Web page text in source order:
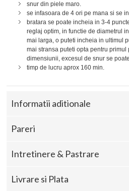
snur din piele maro.
se infasoara de 4 ori pe mana si se
bratara se poate incheia in 3-4
reglaj optim, in functie de diametrul
mai larga, o puteti incheia in ultimul
mai stransa puteti opta pentru
dimensiunii, excesul de snur se
timp de lucru aprox 160 min.
Informatii aditionale
Pareri
Intretinere & Pastrare
Livrare si Plata